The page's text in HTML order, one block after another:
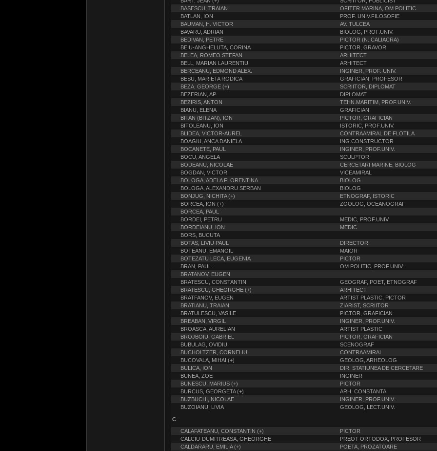
BASESCU, TRAIAN
OFITER MARINA, OM POLITIC
BATLAN, ION
PROF. UNIV.FILOSOFIE
BAUMAN, H. VICTOR
AV. TULCEA
BAVARU, ADRIAN
BIOLOG, PROF.UNIV.
BEDIVAN, PETRE
PICTOR (N. CALIACRA)
BEIU-ANGHELUTA, CORINA
PICTOR, GRAVOR
BELEA, ROMEO STEFAN
ARHITECT
BELL, MARIAN LAURENTIU
ARHITECT
BERCEANU, EDMOND ALEX.
INGINER, PROF. UNIV.
BESU, MARIETA RODICA
GRAFICIAN, PROFESOR
BEZA, GEORGE (+)
SCRIITOR, DIPLOMAT
BEZERIAN, AP
DIPLOMAT
BEZIRIS, ANTON
TEHN.MARITIM, PROF.UNIV.
BIANU, ELENA
GRAFICIAN
BITAN (BITZAN), ION
PICTOR, GRAFICIAN
BITOLEANU, ION
ISTORIC, PROF.UNIV.
BLIDEA, VICTOR-AUREL
CONTRAAMIRAL DE FLOTILA
BOAGIU, ANCA DANIELA
ING.CONSTRUCTOR
BOCANETE, PAUL
INGINER, PROF.UNIV.
BOCU, ANGELA
SCULPTOR
BODEANU, NICOLAE
CERCETARI MARINE, BIOLOG
BOGDAN, VICTOR
VICEAMIRAL
BOLOGA, ADELA FLORENTINA
BIOLOG
BOLOGA, ALEXANDRU SERBAN
BIOLOG
BONJUG, NICHITA (+)
ETNOGRAF, ISTORIC
BORCEA, ION (+)
ZOOLOG, OCEANOGRAF
BORCEA, PAUL
BORDEI, PETRU
MEDIC, PROF.UNIV.
BORDEIANU, ION
MEDIC
BORS, BUCUTA
BOTAS, LIVIU PAUL
DIRECTOR
BOTEANU, EMANOIL
MAIOR
BOTEZATU LECA, EUGENIA
PICTOR
BRAN, PAUL
OM POLITIC, PROF.UNIV.
BRATANOV, EUGEN
BRATESCU, CONSTANTIN
GEOGRAF, POET, ETNOGRAF
BRATESCU, GHEORGHE (+)
ARHITECT
BRATFANOV, EUGEN
ARTIST PLASTIC, PICTOR
BRATIANU, TRAIAN
ZIARIST, SCRIITOR
BRATULESCU, VASILE
PICTOR, GRAFICIAN
BREABAN, VIRGIL
INGINER, PROF.UNIV.
BROASCA, AURELIAN
ARTIST PLASTIC
BROJBOIU, GABRIEL
PICTOR, GRAFICIAN
BUBULAG, OVIDIU
SCENOGRAF
BUCHOLTZER, CORNELIU
CONTRAAMIRAL
BUCOVALA, MIHAI (+)
GEOLOG, ARHEOLOG
BULICA, ION
DIR. STATIUNEA DE CERCETARE
BUNEA, ZOE
INGINER
BUNESCU, MARIUS (+)
PICTOR
BURCUS, GEORGETA (+)
ARH. CONSTANTA
BUZBUCHI, NICOLAE
INGINER, PROF.UNIV.
BUZOIANU, LIVIA
GEOLOG, LECT.UNIV.
C
CALAFATEANU, CONSTANTIN (+)
PICTOR
CALCIU-DUMITREASA, GHEORGHE
PREOT ORTODOX, PROFESOR
CALDARARU, EMILIA (+)
POETA, PROZATOARE